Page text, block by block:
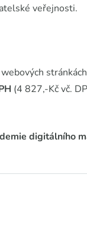
veřejnosti.
(4 827,-Kč vč.
digitálního